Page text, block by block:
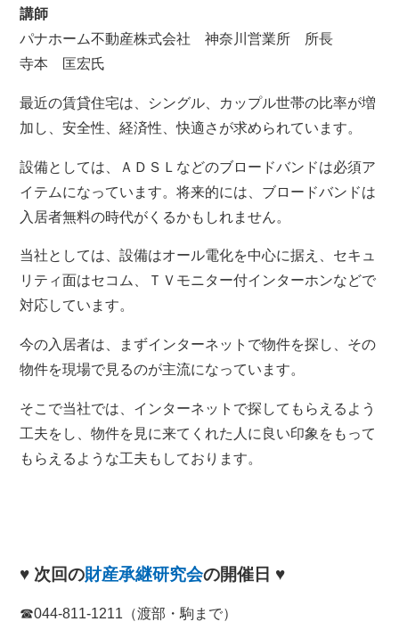
講師
パナホーム不動産株式会社 神奈川営業所 所長
寺本 匡宏氏
最近の賃貸住宅は、シングル、カップル世帯の比率が増
加し、安全性、経済性、快適さが求められています。
設備としては、ＡＤＳＬなどのブロードバンドは必須ア
イテムになっています。将来的には、ブロードバンドは
入居者無料の時代がくるかもしれません。
当社としては、設備はオール電化を中心に据え、セキュ
リティ面はセコム、ＴＶモニター付インターホンなどで
対応しています。
今の入居者は、まずインターネットで物件を探し、その
物件を現場で見るのが主流になっています。
そこで当社では、インターネットで探してもらえるよう
工夫をし、物件を見に来てくれた人に良い印象をもって
もらえるような工夫もしております。
♥ 次回の財産承継研究会の開催日 ♥
☎044-811-1211（渡部・駒まで）